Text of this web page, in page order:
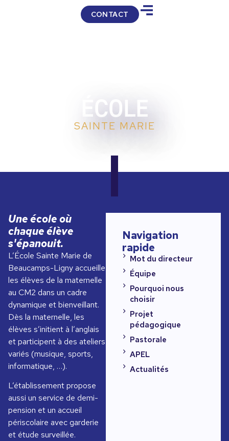
CONTACT
ÉCOLE
SAINTE MARIE
Une école où
chaque élève
s'épanouit.
L’École Sainte Marie de
Beaucamps-Ligny accueille
les élèves de la maternelle
au CM2 dans un cadre
dynamique et bienveillant.
Dès la maternelle, les
élèves s’initient à l’anglais
et participent à des ateliers
variés (musique, sports,
informatique, …).
L’établissement propose
aussi un service de demi-
pension et un accueil
périscolaire avec garderie
et étude surveillée.
Navigation
rapide
Mot du directeur
Équipe
Pourquoi nous
choisir
Projet
pédagogique
Pastorale
APEL
Actualités